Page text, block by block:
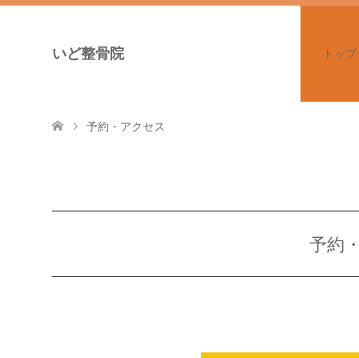
いど整骨院 トップ
予約・アクセス
予約